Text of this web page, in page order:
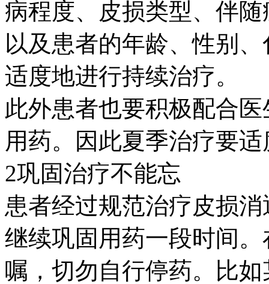
病程度、皮损类型、伴
以及患者的年龄、性别
适度地进行持续治疗。
此外患者也要积极配合
用药。因此夏季治疗要
2巩固治疗不能忘
患者经过规范治疗皮损
继续巩固用药一段时间
嘱，切勿自行停药。比